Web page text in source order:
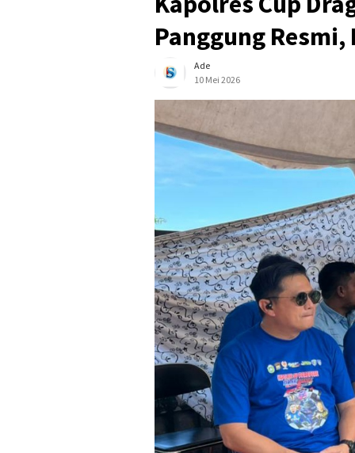
Panggung
Ade
10 Mei 2026